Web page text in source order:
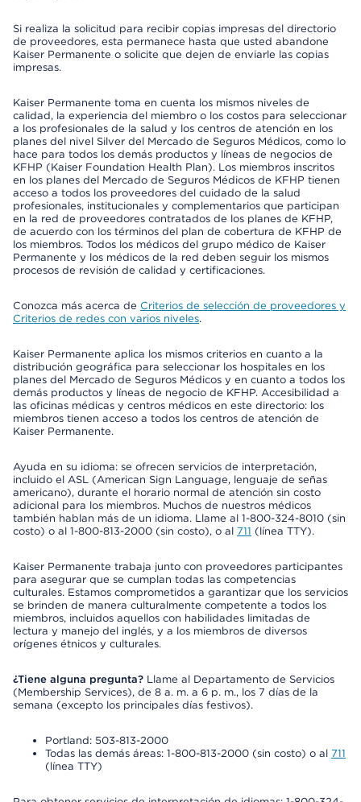
Si realiza la solicitud para recibir copias impresas del directorio
de proveedores, esta permanece hasta que usted abandone
Kaiser Permanente o solicite que dejen de enviarle las copias
impresas.
Kaiser Permanente toma en cuenta los mismos niveles de
calidad, la experiencia del miembro o los costos para seleccionar
a los profesionales de la salud y los centros de atención en los
planes del nivel Silver del Mercado de Seguros Médicos, como lo
hace para todos los demás productos y líneas de negocios de
KFHP (Kaiser Foundation Health Plan). Los miembros inscritos
en los planes del Mercado de Seguros Médicos de KFHP tienen
acceso a todos los proveedores del cuidado de la salud
profesionales, institucionales y complementarios que participan
en la red de proveedores contratados de los planes de KFHP,
de acuerdo con los términos del plan de cobertura de KFHP de
los miembros. Todos los médicos del grupo médico de Kaiser
Permanente y los médicos de la red deben seguir los mismos
procesos de revisión de calidad y certificaciones.
Conozca más acerca de Criterios de selección de proveedores y
Criterios de redes con varios niveles.
Kaiser Permanente aplica los mismos criterios en cuanto a la
distribución geográfica para seleccionar los hospitales en los
planes del Mercado de Seguros Médicos y en cuanto a todos los
demás productos y líneas de negocio de KFHP. Accesibilidad a
las oficinas médicas y centros médicos en este directorio: los
miembros tienen acceso a todos los centros de atención de
Kaiser Permanente.
Ayuda en su idioma: se ofrecen servicios de interpretación,
incluido el ASL (American Sign Language, lenguaje de señas
americano), durante el horario normal de atención sin costo
adicional para los miembros. Muchos de nuestros médicos
también hablan más de un idioma. Llame al 1-800-324-8010 (sin
costo) o al 1-800-813-2000 (sin costo), o al 711 (línea TTY).
Kaiser Permanente trabaja junto con proveedores participantes
para asegurar que se cumplan todas las competencias
culturales. Estamos comprometidos a garantizar que los servicios
se brinden de manera culturalmente competente a todos los
miembros, incluidos aquellos con habilidades limitadas de
lectura y manejo del inglés, y a los miembros de diversos
orígenes étnicos y culturales.
¿Tiene alguna pregunta? Llame al Departamento de Servicios
(Membership Services), de 8 a. m. a 6 p. m., los 7 días de la
semana (excepto los principales días festivos).
Portland: 503-813-2000
Todas las demás áreas: 1-800-813-2000 (sin costo) o al 711
(línea TTY)